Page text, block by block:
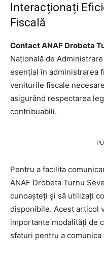
Interacționați
Fiscală
Contact ANAF Drobeta
Națională de
esențial în administrarea
veniturile fiscale
asigurând respectarea
contribuabili.
Pentru a facilita
ANAF Drobeta Turnu
cunoașteți și să utilizați
disponibile. Acest articol
importante modalități de
sfaturi pentru a